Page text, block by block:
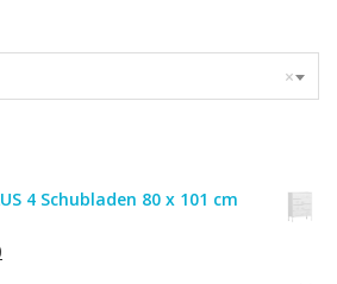
×
4 Schubladen 80 x 101 cm